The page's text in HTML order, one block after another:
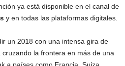
ya está disponible en el canal de
y en todas las plataformas digitales.
un 2018 con una intensa gira de
la frontera en más de una